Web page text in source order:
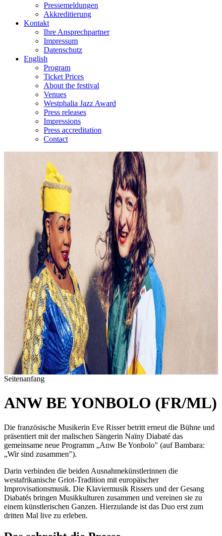
Pressemeldungen
Akkreditierung
Kontakt
Ihre Ansprechpartner
Impressum
Datenschutz
English
Program
Ticket Prices
About the festival
Venues
Westphalia Jazz Award
Press releases
Impressions
Press accreditation
Contact
Seitenanfang
ANW BE YONBOLO (FR/ML)
Die französische Musikerin Eve Risser betritt erneut die Bühne und
präsentiert mit der malischen Sängerin Naïny Diabaté das
gemeinsame neue Programm „Anw Be Yonbolo" (auf Bambara:
„Wir sind zusammen").
Darin verbinden die beiden Ausnahmekünstlerinnen die
westafrikanische Griot-Tradition mit europäischer
Improvisationsmusik. Die Klaviermusik Rissers und der Gesang
Diabatés bringen Musikkulturen zusammen und vereinen sie zu
einem künstlerischen Ganzen. Hierzulande ist das Duo erst zum
dritten Mal live zu erleben.